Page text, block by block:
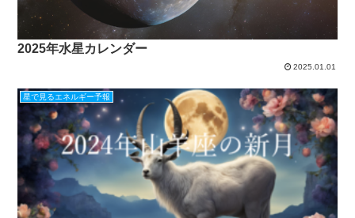
2025年水星カレンダー
2025.01.01
星で見るエネルギー予報